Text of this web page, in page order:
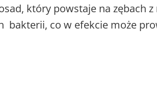
który powstaje na zębach z
bakterii, co w efekcie może